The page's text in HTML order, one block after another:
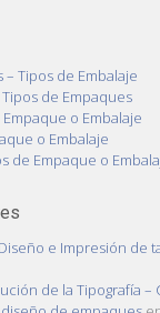
Tipos de Embalaje
de Empaques
o Embalaje
o Embalaje
de Empaque o
Diseño e Impresión de
de la Tipografía –